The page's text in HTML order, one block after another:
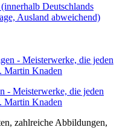
Deutschlands
Ausland abweichend)
- Meisterwerke, die jeden
Martin Knaden
zahlreiche Abbildungen,